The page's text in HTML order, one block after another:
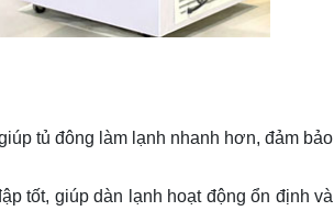
tủ đông làm lạnh nhanh hơn, đảm bảo
tốt, giúp dàn lạnh hoạt động ổn định và